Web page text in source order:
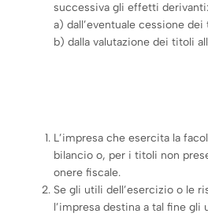
successiva gli effetti derivanti:
a) dall’eventuale cessione
b) dalla valutazione dei titoli
L’impresa che esercita la
bilancio o, per i titoli non
onere fiscale.
Se gli utili dell’esercizio o le
l’impresa destina a tal fine